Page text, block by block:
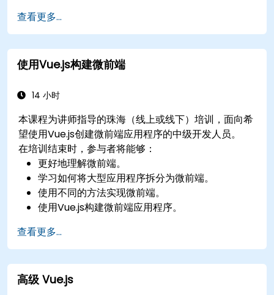
查看更多...
使用Vue.js构建微前端
14 小时
本课程为讲师指导的珠海（线上或线下）培训，面向希
望使用Vue.js创建微前端应用程序的中级开发人员。
在培训结束时，参与者将能够：
更好地理解微前端。
学习如何将大型应用程序拆分为微前端。
使用不同的方法实现微前端。
使用Vue.js构建微前端应用程序。
查看更多...
高级 Vue.js